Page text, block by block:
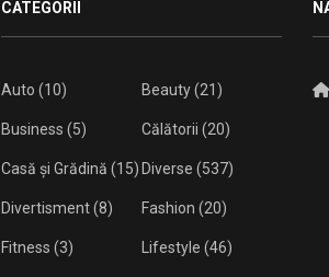
CATEGORII
Auto (10) Beauty(21)
Business (5) Călătorii (20)
Casă și Grădină (15) Diverse (537)
Divertisment(8) Fashion (20)
Fitness (3) Lifestyle (46)